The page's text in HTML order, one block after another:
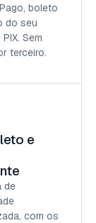
boleto
do seu
Sem
terceiro.
e
de
com os